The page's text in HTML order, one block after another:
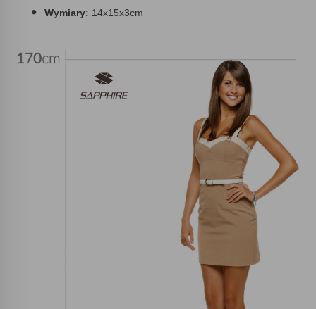
Wymiary: 14x15x3cm